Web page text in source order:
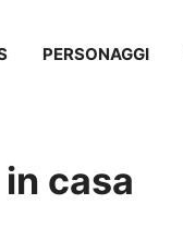
PERSONAGGI
casa